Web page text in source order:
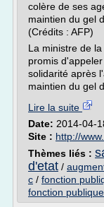
colère de ses
maintien du gel
(Crédits : AFP)
La ministre de
promis
solidarité après
maintien du gel
Lire la suite
Date: 2014-04-
Site : http://
Thèmes liés :
d'etat /
c / fonction
fonction